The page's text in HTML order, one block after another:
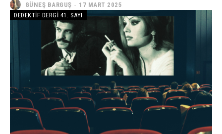
GÜNEŞ BARGUŞ - 17 MART 2025
DEDEKTIF DERGI 41. SAYI